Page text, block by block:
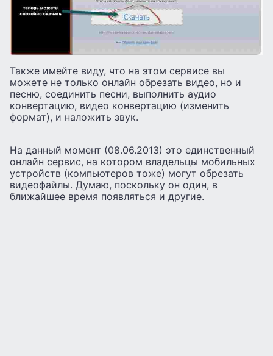
Также имейте виду, что на этом сервисе вы
можете не только онлайн обрезать видео, но и
песню, соединить песни, выполнить аудио
конвертацию, видео конвертацию (изменить
формат), и наложить звук.
На данный момент (08.06.2013) это единственный
онлайн сервис, на котором владельцы мобильных
устройств (компьютеров тоже) могут обрезать
видеофайлы. Думаю, поскольку он один, в
ближайшее время появляться и другие.